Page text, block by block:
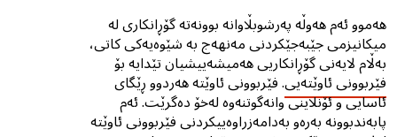
هەموو ئەم هەوڵە پەرشوبڵاوانە بوونەتە گۆڕانکاری لە
میکانیزمی جێبەجێکردنی مەنهەج بە شێوەیەکی کاتی،
بەڵام لایەنی گۆڕانکاریی هەمیشەییشیان تێدایە بۆ
فێربوونی ئاوێتەیى. فێربوونی ئاوێتە هەردوو ڕێگاى
ئاسایى و ئۆنلاینى وانەگوتنەوە لەخۆ دەگرێت. ئەم
پابەندبوونە بەرەو بەدامەزراوەییکردنی فێربوونی ئاوێتە